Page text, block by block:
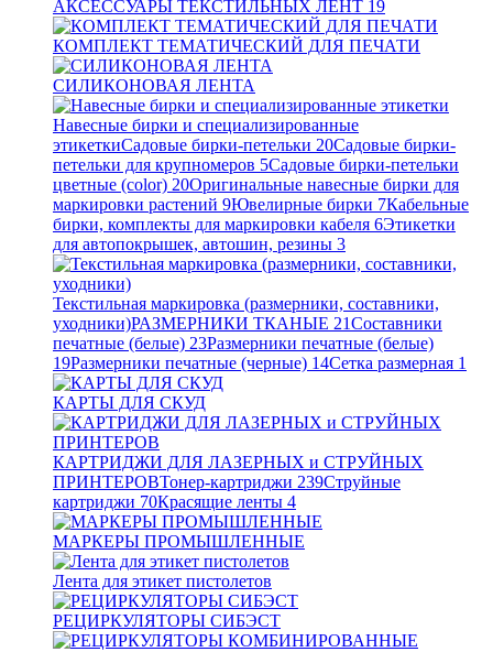
АКСЕССУАРЫ ТЕКСТИЛЬНЫХ ЛЕНТ 19
КОМПЛЕКТ ТЕМАТИЧЕСКИЙ ДЛЯ ПЕЧАТИ
СИЛИКОНОВАЯ ЛЕНТА
Навесные бирки и специализированные
этикеткиСадовые бирки-петельки 20Садовые бирки-
петельки для крупномеров 5Садовые бирки-петельки
цветные (color) 20Оригинальные навесные бирки для
маркировки растений 9Ювелирные бирки 7Кабельные
бирки, комплекты для маркировки кабеля 6Этикетки
для автопокрышек, автошин, резины 3
Текстильная маркировка (размерники, составники,
уходники)РАЗМЕРНИКИ ТКАНЫЕ 21Составники
печатные (белые) 23Размерники печатные (белые)
19Размерники печатные (черные) 14Сетка размерная 1
КАРТЫ ДЛЯ СКУД
КАРТРИДЖИ ДЛЯ ЛАЗЕРНЫХ и СТРУЙНЫХ
ПРИНТЕРОВТонер-картриджи 239Струйные
картриджи 70Красящие ленты 4
МАРКЕРЫ ПРОМЫШЛЕННЫЕ
Лента для этикет пистолетов
РЕЦИРКУЛЯТОРЫ СИБЭСТ